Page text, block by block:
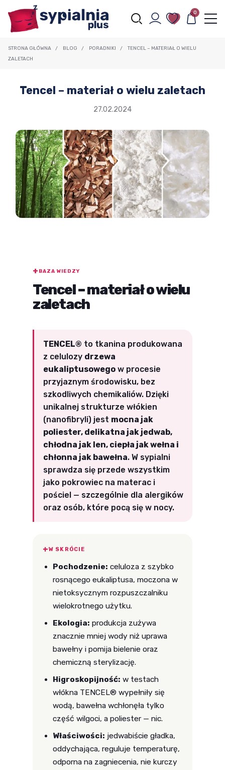
0
STRONA GŁÓWNA / BLOG / PORADNIKI /
TENCEL – MATERIAŁ O WIELU
ZALETACH
Tencel – materiał o wielu zaletach
27.02.2024
BAZA WIEDZY
Tencel – materiał o wielu
zaletach
TENCEL® to tkanina produkowana
z celulozy drzewa
eukaliptusowego w procesie
przyjaznym środowisku, bez
szkodliwych chemikaliów. Dzięki
unikalnej strukturze włókien
(nanofibryli) jest mocna jak
poliester, delikatna jak jedwab,
chłodna jak len, ciepła jak wełna i
chłonna jak bawełna. W sypialni
sprawdza się przede wszystkim
jako pokrowiec na materac i
pościel — szczególnie dla alergików
oraz osób, które pocą się w nocy.
W SKRÓCIE
Pochodzenie: celuloza z szybko
rosnącego eukaliptusa, moczona w
nietoksycznym rozpuszczalniku
wielokrotnego użytku.
Ekologia: produkcja zużywa
znacznie mniej wody niż uprawa
bawełny i pomija bielenie oraz
chemiczną sterylizację.
Higroskopijność: w testach
włókna TENCEL® wypełniły się
wodą, bawełna wchłonęła tylko
część wilgoci, a poliester — nic.
Właściwości: jedwabiście gładka,
oddychająca, reguluje temperaturę,
odporna na zagniecenia, nie kurczy